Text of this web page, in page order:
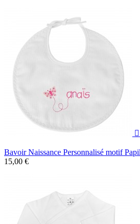

Bavoir Naissance Personnalisé motif
15,00 €